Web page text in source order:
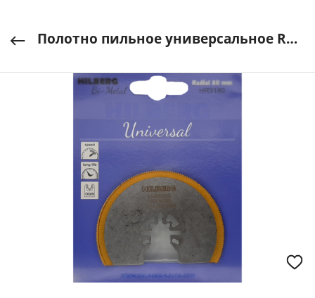
Полотно пильное универсальное Radial Ti-N 80мм Hilberg арт. HR9180